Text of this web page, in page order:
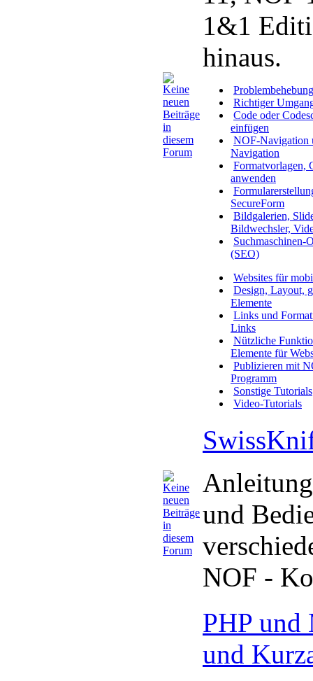
1&1
hinaus.
Richtiger
Code oder
einfügen
NOF-Navigation
Navigation
Formatvorlagen,
anwenden
SecureForm
Bildgalerien,
Bildwechsler,
Suchmaschinen-
(SEO)
Websites für
Design, Layout,
Elemente
Links und
Links
Nützliche
Elemente für
Publizieren mit
Programm
Sonstige Tutorials
Video-Tutorials
und
NOF -
PHP
und